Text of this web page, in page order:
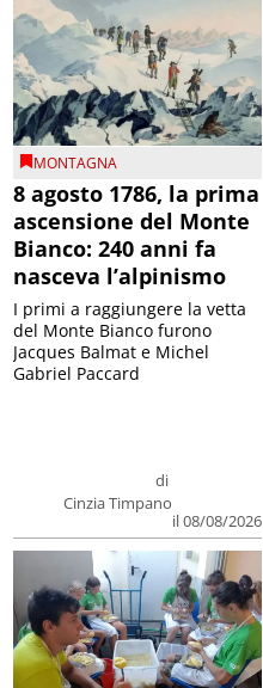
MONTAGNA
8 agosto 1786, la prima
ascensione del Monte
Bianco: 240 anni fa
nasceva l’alpinismo
di
Cinzia Timpano
il 08/08/2026
I primi a raggiungere la vetta
del Monte Bianco furono
Jacques Balmat e Michel
Gabriel Paccard